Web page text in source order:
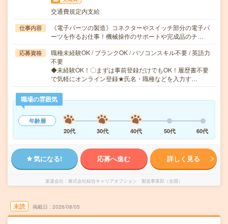
交通費規定内支給
仕事内容
《電子パーツの製造》コネクターやスイッチ部分の電子パ
ーツを作るお仕事！機械操作のサポートや完成品のチ…
応募資格
職種未経験OK / ブランクOK / パソコンスキル不要 / 英語力
不要
◆未経験OK！〇まずは事前登録だけでもOK！履歴書不要
で気軽にオンライン登録★氏名・職種などを入力す…
職場の雰囲気
年齢層
20代
30代 40代 50代 60代
気になる! 応募へ進む 詳しく見る
派遣会社 株式会社綜合キャリアオプション 製造事業部（全国）
未読 掲載日 2026/08/05